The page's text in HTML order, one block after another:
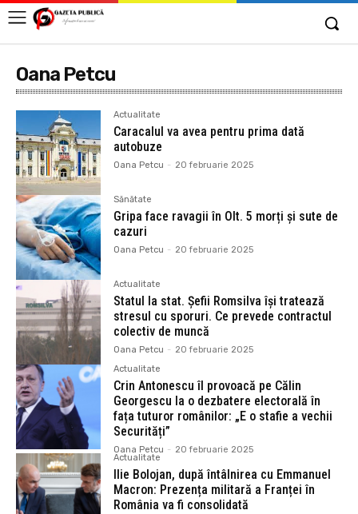
Oana Petcu
Actualitate
Caracalul va avea pentru prima dată
autobuze
Oana Petcu - 20 februarie 2025
Sănătate
Gripa face ravagii în Olt. 5 morți și sute de
cazuri
Oana Petcu - 20 februarie 2025
Actualitate
Statul la stat. Șefii Romsilva își tratează
stresul cu sporuri. Ce prevede contractul
colectiv de muncă
Oana Petcu - 20 februarie 2025
Actualitate
Crin Antonescu îl provoacă pe Călin
Georgescu la o dezbatere electorală în
fața tuturor românilor: „E o stafie a vechii
Securități”
Oana Petcu - 20 februarie 2025
Actualitate
Ilie Bolojan, după întâlnirea cu Emmanuel
Macron: Prezența militară a Franței în
România va fi consolidată